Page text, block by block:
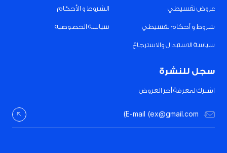
عروض تقسيطي الشروط و الأحكام
شروط و أحكام تقسيطي سياسة الخصوصية
سياسة الاستبدال والاسترجاع
سجل للنشرة
اشترك لمعرفة أخر العروض